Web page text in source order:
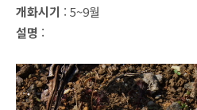
개화시기 : 5~9월
설명 :